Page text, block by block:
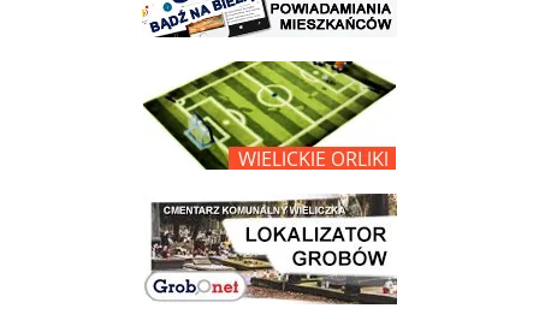
link do opisu projektu Wielickie Orliki
link do lokalizatora grobów na wielickim cmentarzu - grobnet